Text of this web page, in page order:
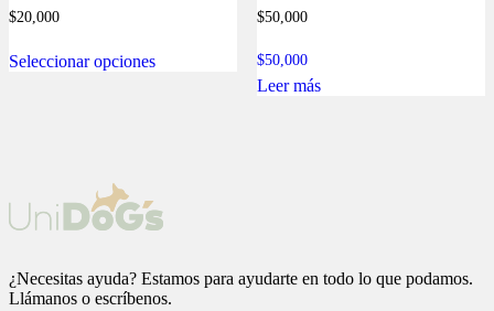
$20,000
Seleccionar opcionesproducto
elegir
página
de
$50,000
$50,000
Leer más
¿Necesitas ayuda? Estamos para ayudarte en todo lo que podamos.
Llámanos o escríbenos.